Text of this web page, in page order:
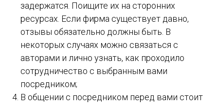
задержатся. Поищите их на сторонних
ресурсах. Если фирма существует давно,
отзывы обязательно должны быть. В
некоторых случаях можно связаться с
авторами и лично узнать, как проходило
сотрудничество с выбранным вами
посредником;
В общении с посредником перед вами стоит